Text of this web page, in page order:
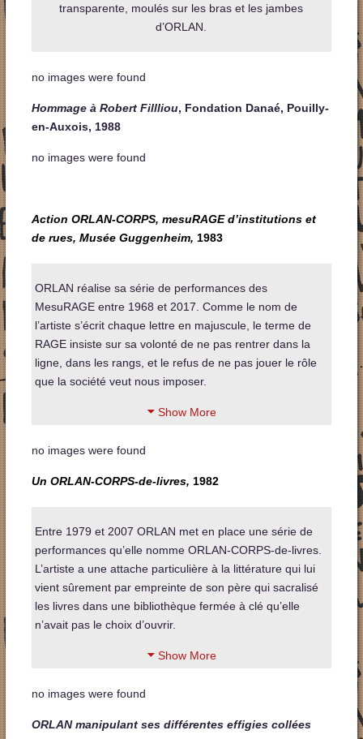
transparente, moulés sur les bras et les jambes
d’ORLAN.
no images were found
Hommage à Robert Fillliou, Fondation Danaé, Pouilly-
en-Auxois, 1988
no images were found
Action ORLAN-CORPS, mesuRAGE d’institutions et
de rues, Musée Guggenheim, 1983
ORLAN réalise sa série de performances des
MesuRAGE entre 1968 et 2017. Comme le nom de
l’artiste s’écrit chaque lettre en majuscule, le terme de
RAGE insiste sur sa volonté de ne pas rentrer dans la
ligne, dans les rangs, et le refus de ne pas jouer le rôle
que la société veut nous imposer.
Show More
no images were found
Un ORLAN-CORPS-de-livres, 1982
Entre 1979 et 2007 ORLAN met en place une série de
performances qu’elle nomme ORLAN-CORPS-de-livres.
L’artiste a une attache particulière à la littérature qui lui
vient sûrement par empreinte de son père qui sacralisé
les livres dans une bibliothèque fermée à clé qu’elle
n’avait pas le choix d’ouvrir.
Show More
no images were found
ORLAN manipulant ses différentes effigies collées